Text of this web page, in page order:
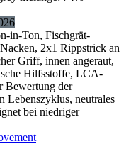
in-Ton, Fischgrät-
2x1 Rippstrick an
Griff, innen angeraut,
Hilfsstoffe, LCA-
Bewertung der
Lebenszyklus, neutrales
bei niedriger